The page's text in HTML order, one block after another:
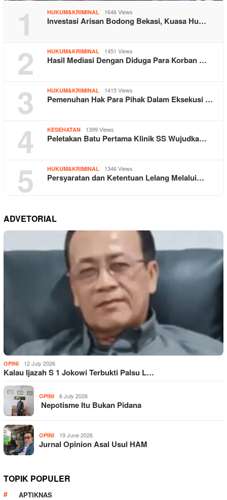
1 HUKUM&KRIMINAL 1646 Views
Investasi Arisan Bodong Bekasi, Kuasa Hu…
2 HUKUM&KRIMINAL 1451 Views
Hasil Mediasi Dengan Diduga Para Korban …
3 HUKUM&KRIMINAL 1415 Views
Pemenuhan Hak Para Pihak Dalam Eksekusi …
4 KESEHATAN 1399 Views
Peletakan Batu Pertama Klinik SS Wujudka…
5 HUKUM&KRIMINAL 1346 Views
Persyaratan dan Ketentuan Lelang Melalui…
ADVETORIAL
OPINI 12 July 2026
Kalau Ijazah S 1 Jokowi Terbukti Palsu L…
OPINI 6 July 2026
Nepotisme Itu Bukan Pidana
OPINI 19 June 2026
Jurnal Opinion Asal Usul HAM
TOPIK POPULER
APTIKNAS